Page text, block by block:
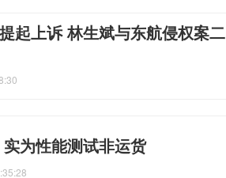
起上诉 林生斌与东航侵权案二
为性能测试非运货